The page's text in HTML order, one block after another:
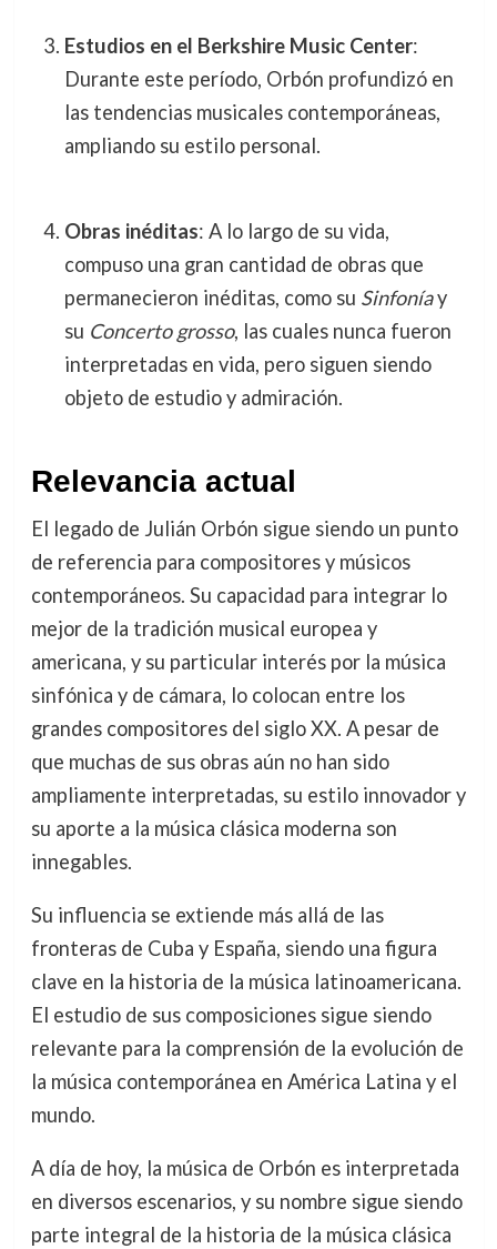
Estudios en el Berkshire Music Center:
Durante este período, Orbón profundizó en
las tendencias musicales contemporáneas,
ampliando su estilo personal.
Obras inéditas: A lo largo de su vida,
compuso una gran cantidad de obras que
permanecieron inéditas, como su Sinfoníay
su Concerto grosso, las cuales nunca fueron
interpretadas en vida, pero siguen siendo
objeto de estudio y admiración.
Relevancia actual
El legado de Julián Orbón sigue siendo un punto
de referencia para compositores y músicos
contemporáneos. Su capacidad para integrar lo
mejor de la tradición musical europea y
americana, y su particular interés por la música
sinfónica y de cámara, lo colocan entre los
grandes compositores del siglo XX. A pesar de
que muchas de sus obras aún no han sido
ampliamente interpretadas, su estilo innovador y
su aporte a la música clásica moderna son
innegables.
Su influencia se extiende más allá de las
fronteras de Cuba y España, siendo una figura
clave en la historia de la música latinoamericana.
El estudio de sus composiciones sigue siendo
relevante para la comprensión de la evolución de
la música contemporánea en América Latina y el
mundo.
A día de hoy, la música de Orbón es interpretada
en diversos escenarios, y su nombre sigue siendo
parte integral de la historia de la música clásica